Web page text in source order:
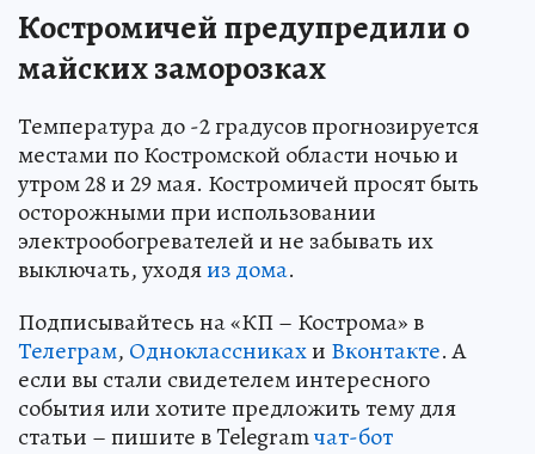
Костромичей предупредили о
майских заморозках
Температура до -2 градусов прогнозируется
местами по Костромской области ночью и
утром 28 и 29 мая. Костромичей просят быть
осторожными при использовании
электрообогревателей и не забывать их
выключать, уходяиз дома.
Подписывайтесь на «КП – Кострома» в
Телеграм, Одноклассникахи Вконтакте. А
если вы стали свидетелем интересного
события или хотите предложить тему для
статьи – пишите в Telegramчат-бот